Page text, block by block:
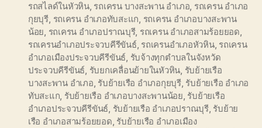
รถสไลด์ในหัวหิน, รถเครน บางสะพาน อำเภอ, รถเครน อำเภอ
กุยบุรี, รถเครน อำเภอทับสะแก, รถเครน อำเภอบางสะพาน
น้อย, รถเครน อำเภอปราณบุรี, รถเครน อำเภอสามร้อยยอด,
รถเครนอำเภอประจวบคีรีขันธ์, รถเครนอำเภอหัวหิน, รถเครน
อำเภอเมืองประจวบคีรีขันธ์, รับจ้างทุกตำบลในจังหวัด
ประจวบคีรีขันธ์, รับยกเคลื่อนย้ายในหัวหิน, รับย้ายเรือ
บางสะพาน อำเภอ, รับย้ายเรือ อำเภอกุยบุรี, รับย้ายเรือ อำเภอ
ทับสะแก, รับย้ายเรือ อำเภอบางสะพานน้อย, รับย้ายเรือ
อำเภอประจวบคีรีขันธ์, รับย้ายเรือ อำเภอปราณบุรี, รับย้าย
เรือ อำเภอสามร้อยยอด, รับย้ายเรือ อำเภอเมือง